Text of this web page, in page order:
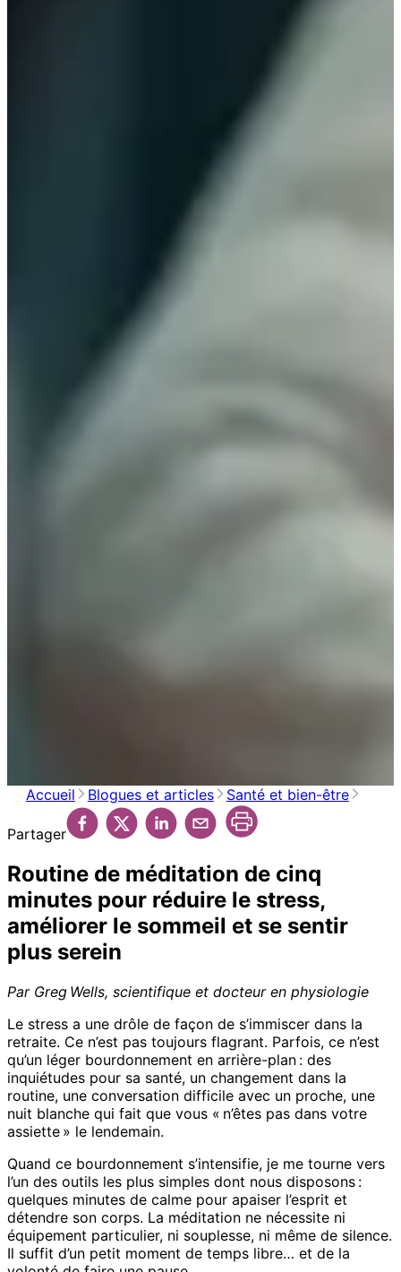
Accueil Blogues et articles Santé et bien-être
Partager
Routine de méditation de cinq
minutes pour réduire le stress,
améliorer le sommeil et se sentir
plus serein
Par Greg Wells, scientifique et docteur en physiologie
Le stress a une drôle de façon de s’immiscer dans la
retraite. Ce n’est pas toujours flagrant. Parfois, ce n’est
qu’un léger bourdonnement en arrière-plan : des
inquiétudes pour sa santé, un changement dans la
routine, une conversation difficile avec un proche, une
nuit blanche qui fait que vous « n’êtes pas dans votre
assiette » le lendemain.
Quand ce bourdonnement s’intensifie, je me tourne vers
l’un des outils les plus simples dont nous disposons :
quelques minutes de calme pour apaiser l’esprit et
détendre son corps. La méditation ne nécessite ni
équipement particulier, ni souplesse, ni même de silence.
Il suffit d’un petit moment de temps libre… et de la